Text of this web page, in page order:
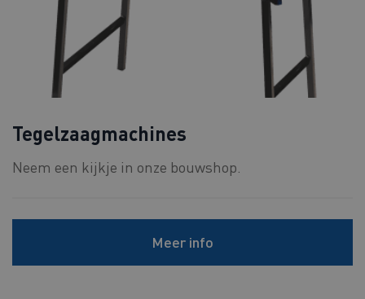
Tegelzaagmachines
Neem een kijkje in onze bouwshop.
Meer info